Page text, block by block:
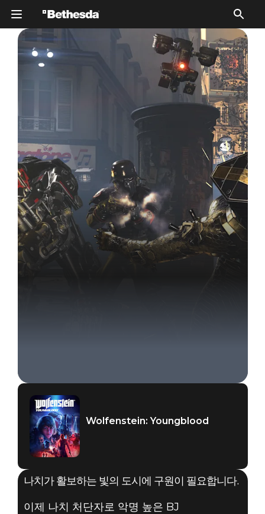
Wolfenstein: Youngblood
나치가 활보하는 빛의 도시에 구원이 필요합니다.
이제 나치 처단자로 악명 높은 BJ